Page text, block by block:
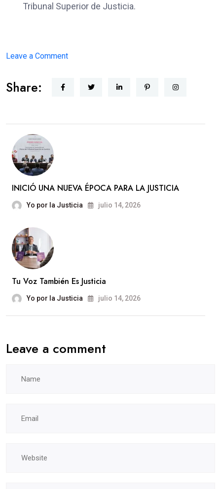
Tribunal Superior de Justicia.
Leave a Commenton
CERCANA
Share:
INICIÓ UNA NUEVA ÉPOCA PARA LA JUSTICIA
Yo por la Justicia julio 14, 2026
Tu Voz También Es Justicia
Yo por la Justicia julio 14, 2026
Leave a comment